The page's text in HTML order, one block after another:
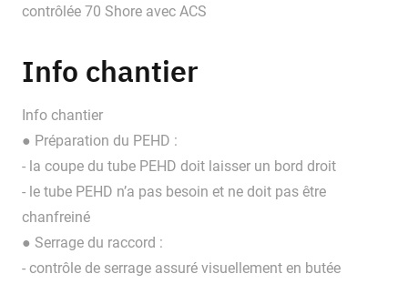
contrôlée 70 Shore avec ACS
Info chantier
Info chantier
● Préparation du PEHD :
- la coupe du tube PEHD doit laisser un bord droit
- le tube PEHD n’a pas besoin et ne doit pas être
chanfreiné
● Serrage du raccord :
- contrôle de serrage assuré visuellement en butée